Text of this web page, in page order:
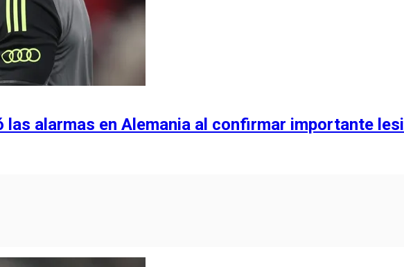
las alarmas en Alemania al confirmar importante